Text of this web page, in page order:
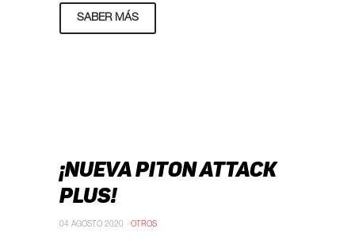
SABER MÁS
¡NUEVA PITON ATTACK
PLUS!
04 AGOSTO 2020 OTROS